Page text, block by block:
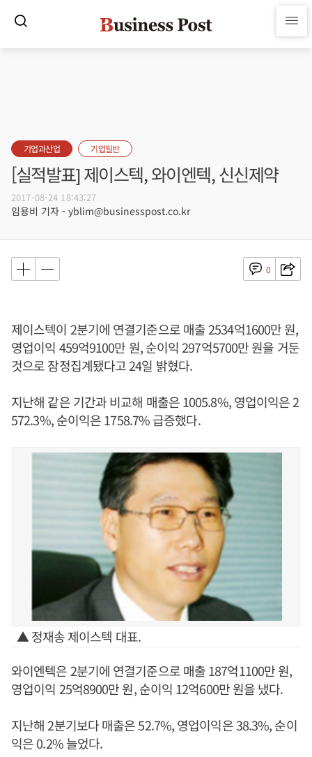
기업과산업 기업일반
[실적발표] 제이스텍, 와이엔텍, 신신제약
2017-08-24 18:43:27
임용비 기자 - yblim@businesspost.co.kr
0
제이스텍이 2분기에 연결기준으로 매출 2534억1600만 원,
영업이익 459억9100만 원, 순이익 297억5700만 원을 거둔
것으로 잠정집계됐다고 24일 밝혔다.
지난해 같은 기간과 비교해 매출은 1005.8%, 영업이익은 2
572.3%, 순이익은 1758.7% 급증했다.
▲ 정재송 제이스텍 대표.
와이엔텍은 2분기에 연결기준으로 매출 187억1100만 원,
영업이익 25억8900만 원, 순이익 12억600만 원을 냈다.
지난해 2분기보다 매출은 52.7%, 영업이익은 38.3%, 순이
익은 0.2% 늘었다.